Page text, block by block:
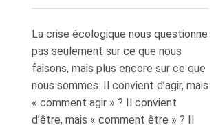
La crise écologique nous questionne
pas seulement sur ce que nous
faisons, mais plus encore sur ce que
nous sommes. Il convient d’agir, mais
« comment agir » ? Il convient
d’être, mais « comment être » ? Il